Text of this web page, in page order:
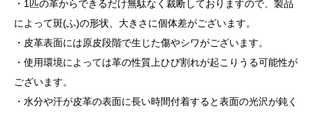
・1匹の革からできるだけ無駄なく裁断しておりますので、製品
によって斑(ふ)の形状、大きさに個体差がございます。
・皮革表面には原皮段階で生じた傷やシワがございます。
・使用環境によっては革の性質上ひび割れが起こりうる可能性が
ございます。
・水分や汗が皮革の表面に長い時間付着すると表面の光沢が鈍く